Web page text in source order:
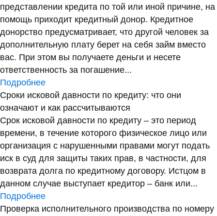
представлении кредита по той или иной причине, на
помощь приходит кредитный донор. Кредитное
донорство предусматривает, что другой человек за
дополнительную плату берет на себя займ вместо
вас. При этом вы получаете деньги и несете
ответственность за погашение...
Подробнее
Сроки исковой давности по кредиту: что они
означают и как рассчитываются
Срок исковой давности по кредиту – это период
времени, в течение которого физическое лицо или
организация с нарушенными правами могут подать
иск в суд для защиты таких прав, в частности, для
возврата долга по кредитному договору. Истцом в
данном случае выступает кредитор – банк или...
Подробнее
Проверка исполнительного производства по номеру